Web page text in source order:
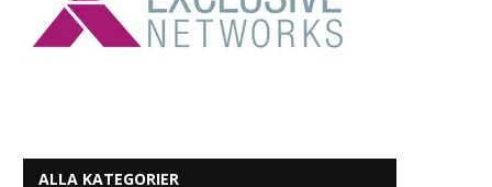
ALLA KATEGORIER